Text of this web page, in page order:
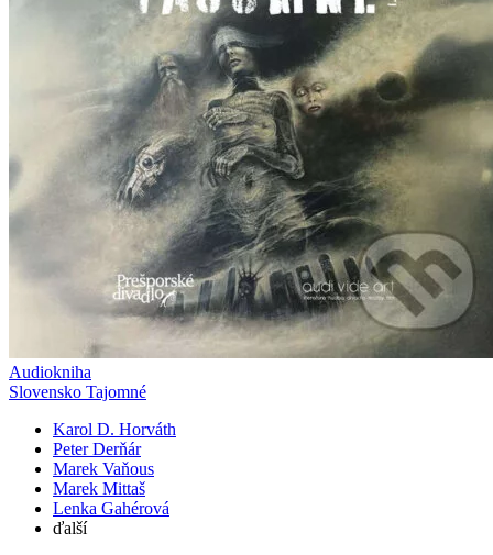
Audiokniha
Slovensko Tajomné
Karol D. Horváth
Peter Derňár
Marek Vaňous
Marek Mittaš
Lenka Gahérová
ďalší